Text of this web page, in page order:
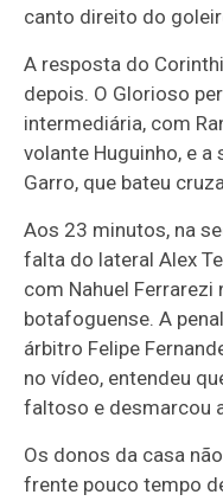
canto direito do
A resposta do
depois. O Glorioso
intermediária, com
volante Huguinho, e
Garro, que bateu
Aos 23 minutos, na
falta do lateral Alex
com Nahuel Ferrarezi
botafoguense. A
árbitro Felipe
no vídeo, entendeu
faltoso e desmarcou
Os donos da casa
frente pouco tempo